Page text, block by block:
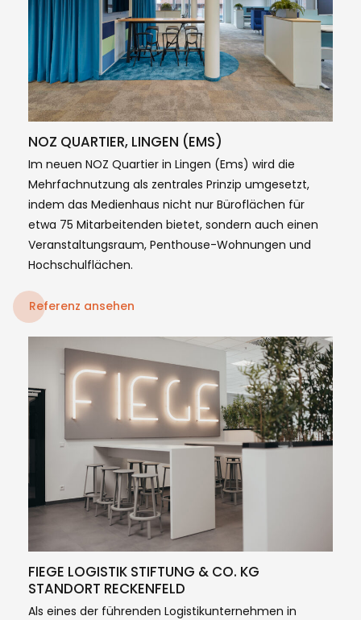
NOZ QUARTIER, LINGEN (EMS)
Im neuen NOZ Quartier in Lingen (Ems) wird die
Mehrfachnutzung als zentrales Prinzip umgesetzt,
indem das Medienhaus nicht nur Büroflächen für
etwa 75 Mitarbeitenden bietet, sondern auch einen
Veranstaltungsraum, Penthouse-Wohnungen und
Hochschulflächen.
Referenz ansehen
FIEGE LOGISTIK STIFTUNG & CO. KG
STANDORT RECKENFELD
Als eines der führenden Logistikunternehmen in